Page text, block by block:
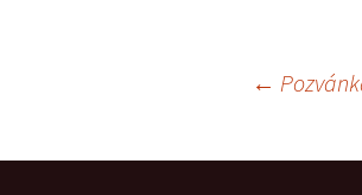
příspěvky
←